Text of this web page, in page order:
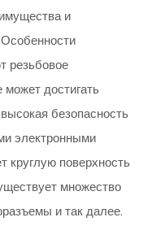
и
резьбовое
достигать
безопасность
электронными
круглую поверхность
множество
и так далее.